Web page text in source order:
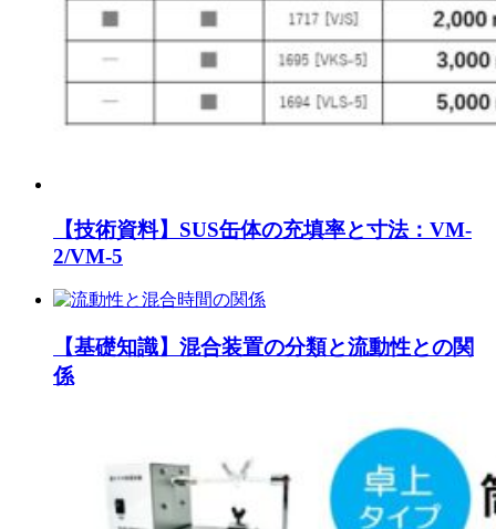
【技術資料】SUS缶体の充填率と寸法：VM-
2/VM-5
【基礎知識】混合装置の分類と流動性との関
係